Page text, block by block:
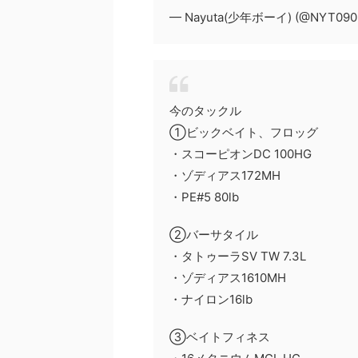
— Nayuta(少年ボーイ)
今のタックル
①ビックベイト、フロッグ
・スコーピオンDC 100HG
・ゾディアス172MH
・PE#5 80lb
②バーサタイル
・タトゥーラSV TW 7.3L
・ゾディアス1610MH
・ナイロン16lb
③ベイトフィネス